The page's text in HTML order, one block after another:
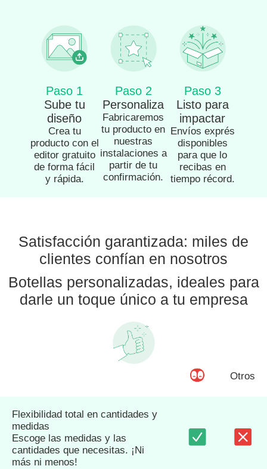
Paso 1
Sube tu
diseño
Crea tu
producto con el
editor gratuito
de forma fácil
y rápida.
Paso 2
Personaliza
Fabricaremos
tu producto en
nuestras
instalaciones a
partir de tu
confirmación.
Paso 3
Listo para
impactar
Envíos exprés
disponibles
para que lo
recibas en
tiempo récord.
Satisfacción garantizada: miles de
clientes confían en nosotros
Botellas personalizadas, ideales para
darle un toque único a tu empresa
Otros
Flexibilidad total en cantidades y
medidas
Escoge las medidas y las
cantidades que necesitas. ¡Ni
más ni menos!